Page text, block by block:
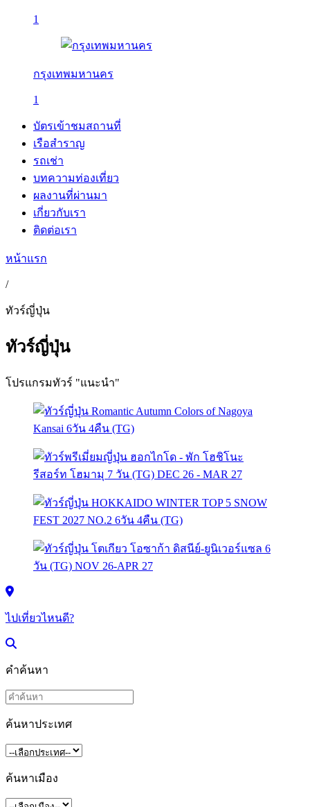
1
กรุงเทพมหานคร
1
บัตรเข้าชมสถานที่
เรือสำราญ
รถเช่า
บทความท่องเที่ยว
ผลงานที่ผ่านมา
เกี่ยวกับเรา
ติดต่อเรา
หน้าแรก
/
ทัวร์ญี่ปุ่น
ทัวร์ญี่ปุ่น
โปรแกรมทัวร์ "แนะนำ"
ไปเที่ยวไหนดี?
คำค้นหา
ค้นหาประเทศ
ค้นหาเมือง